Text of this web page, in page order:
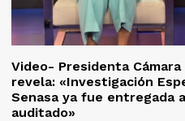
Video- Presidenta
revela: «Investigación
Senasa ya fue entregada
auditado»